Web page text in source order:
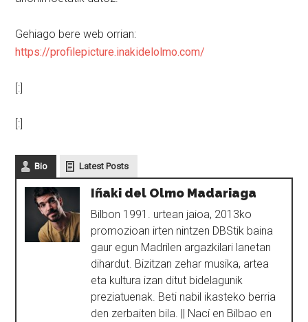
Gehiago bere web orrian:
https://profilepicture.inakidelolmo.com/
[:]
[:]
Bio Latest Posts
Iñaki del Olmo Madariaga
Bilbon 1991. urtean jaioa, 2013ko
promozioan irten nintzen DBStik baina
gaur egun Madrilen argazkilari lanetan
dihardut. Bizitzan zehar musika, artea
eta kultura izan ditut bidelagunik
preziatuenak. Beti nabil ikasteko berria
den zerbaiten bila. || Nací en Bilbao en